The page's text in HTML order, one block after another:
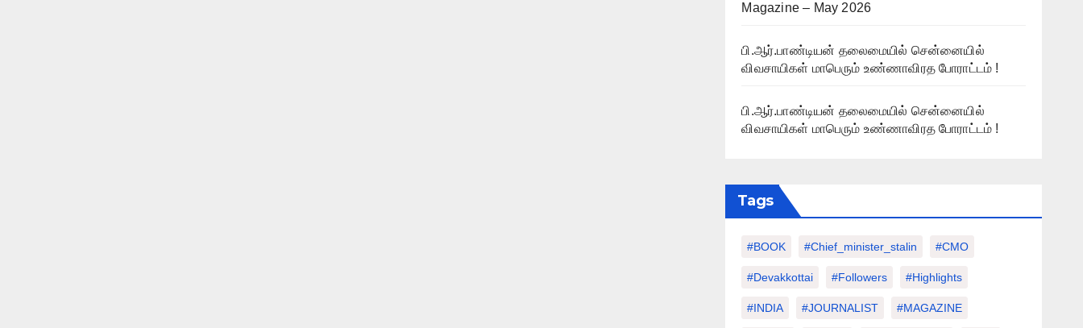
Magazine – May 2026
பி.ஆர்.பாண்டியன் தலைமையில் சென்னையில்
விவசாயிகள் மாபெரும் உண்ணாவிரத போராட்டம் !
பி.ஆர்.பாண்டியன் தலைமையில் சென்னையில்
விவசாயிகள் மாபெரும் உண்ணாவிரத போராட்டம் !
Tags
#BOOK #chief_minister_stalin #CMO
#devakkottai #followers #highlights
#INDIA #JOURNALIST #MAGAZINE